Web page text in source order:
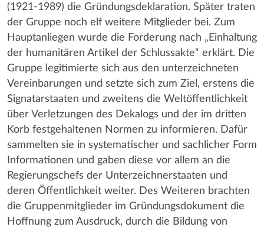
(1921-1989) die Gründungsdeklaration. Später traten
der Gruppe noch elf weitere Mitglieder bei. Zum
Hauptanliegen wurde die Forderung nach „Einhaltung
der humanitären Artikel der Schlussakte“ erklärt. Die
Gruppe legitimierte sich aus den unterzeichneten
Vereinbarungen und setzte sich zum Ziel, erstens die
Signatarstaaten und zweitens die Weltöffentlichkeit
über Verletzungen des Dekalogs und der im dritten
Korb festgehaltenen Normen zu informieren. Dafür
sammelten sie in systematischer und sachlicher Form
Informationen und gaben diese vor allem an die
Regierungschefs der Unterzeichnerstaaten und
deren Öffentlichkeit weiter. Des Weiteren brachten
die Gruppenmitglieder im Gründungsdokument die
Hoffnung zum Ausdruck, durch die Bildung von